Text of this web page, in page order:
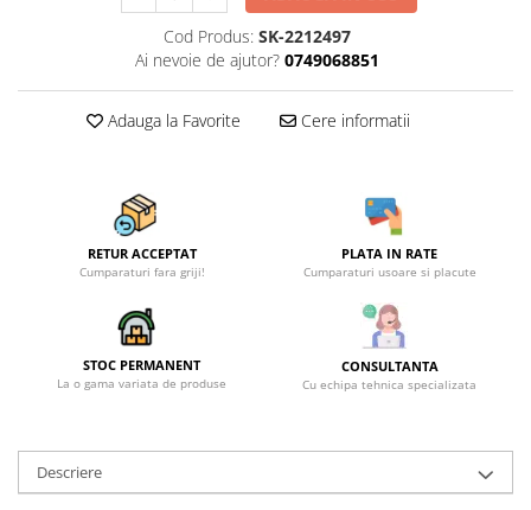
Cod Produs: SK-2212497
Ai nevoie de ajutor? 0749068851
Adauga la Favorite Cere informatii
RETUR ACCEPTAT
Cumparaturi fara griji!
PLATA IN RATE
Cumparaturi usoare si placute
STOC PERMANENT
La o gama variata de produse
CONSULTANTA
Cu echipa tehnica specializata
Descriere